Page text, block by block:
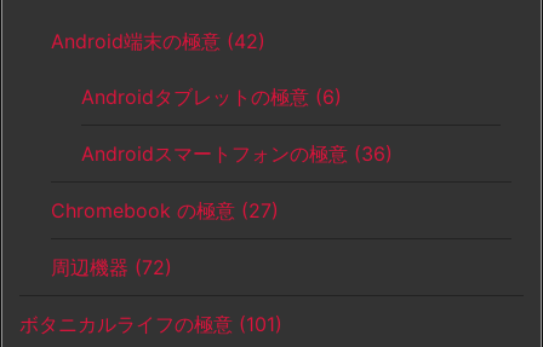
Android端末の極意 (42)
Androidタブレットの極意 (6)
Androidスマートフォンの極意 (36)
Chromebook の極意 (27)
周辺機器 (72)
ボタニカルライフの極意 (101)